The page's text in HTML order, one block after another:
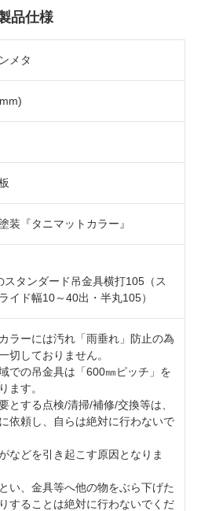
品仕様
メタ
装『タニマットカラー』
スタンダード吊金具横打105（ス
イド幅10～40出・半丸105）
ラーには汚れ「雨垂れ」防止の為
切しておりません。
での吊金具は「600㎜ピッチ」を
ます。
とする点検/清掃/補修/交換等は、
依頼し、自らは絶対に行わないで
などを引き起こす原因となりま
い、金具等へ他の物をぶら下げた
することは絶対に行わないでくだ